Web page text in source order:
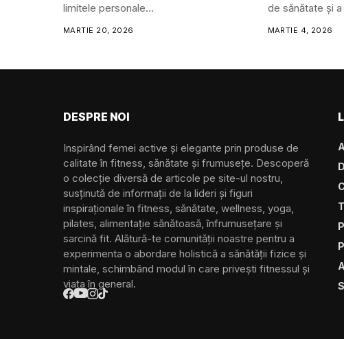
limitele personale...
MARTIE 20, 2026
de sănătate și
pot avea mai
• Îmbrăcăminte
MARTIE 4, 2026
DESPRE NOI
Inspirând femei active și elegante prin produse de
calitate în fitness, sănătate și frumusețe. Descoperă
o colecție diversă de articole pe site-ul nostru,
susținută de informații de la lideri și figuri
inspiraționale în fitness, sănătate, wellness, yoga,
pilates, alimentație sănătoasă, înfrumusețare și
sarcină fit. Alătură-te comunității noastre pentru a
experimenta o abordare holistică a sănătății fizice și
mintale, schimbând modul în care privești fitnessul și
viața în general.